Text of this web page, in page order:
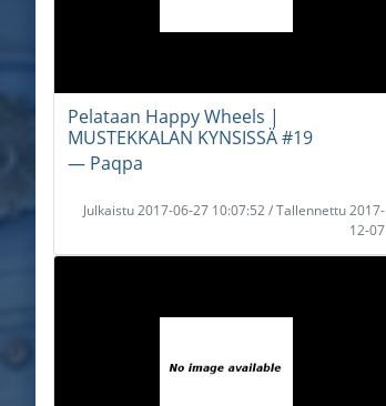
Pelataan Happy Wheels |
MUSTEKKALAN KYNSISSÄ #19
― Paqpa
Julkaistu 2017-06-27 10:07:52 / Tallennettu 2017-
12-07